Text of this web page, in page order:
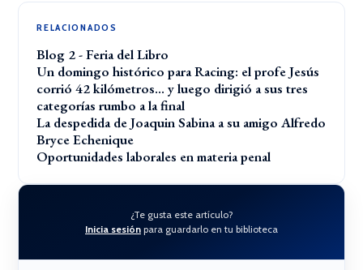
RELACIONADOS
Blog 2 - Feria del Libro
Un domingo histórico para Racing: el profe Jesús
corrió 42 kilómetros… y luego dirigió a sus tres
categorías rumbo a la final
La despedida de Joaquin Sabina a su amigo Alfredo
Bryce Echenique
Oportunidades laborales en materia penal
¿Te gusta este artículo?
Inicia sesión para guardarlo en tu biblioteca